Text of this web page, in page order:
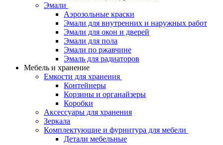
Эмали
Аэрозольные краски
Эмали для внутренних и наружных работ
Эмали для окон и дверей
Эмали для пола
Эмали по ржавчине
Эмаль для радиаторов
Мебель и хранение
Емкости для хранения
Контейнеры
Корзины и органайзеры
Коробки
Аксессуары для хранения
Зеркала
Комплектующие и фурнитура для мебели
Детали мебельные